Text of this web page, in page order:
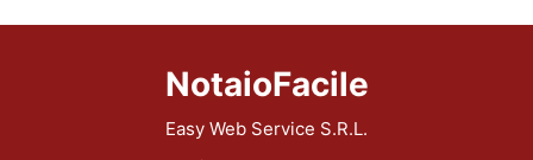
NotaioFacile
Easy Web Service S.R.L.